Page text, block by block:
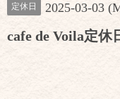
定休日 2025-03-03
cafe de Voila定休